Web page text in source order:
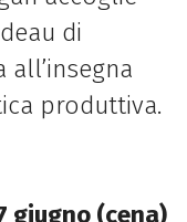
di
all’insegna
produttiva.
giugno (cena)